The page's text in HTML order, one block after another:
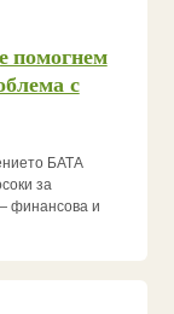
помогнем
с
БАТА
за
финансова и